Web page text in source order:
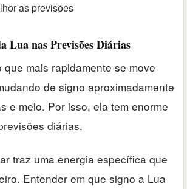
as previsões
Lua nas Previsões Diárias
mais rapidamente se move
de signo aproximadamente
e meio. Por isso, ela tem enorme
diárias.
traz uma energia específica que
Entender em que signo a Lua